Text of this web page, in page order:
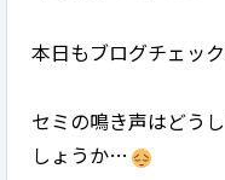
本日もブログチェッ
セミの鳴き声はどう
しょうか…